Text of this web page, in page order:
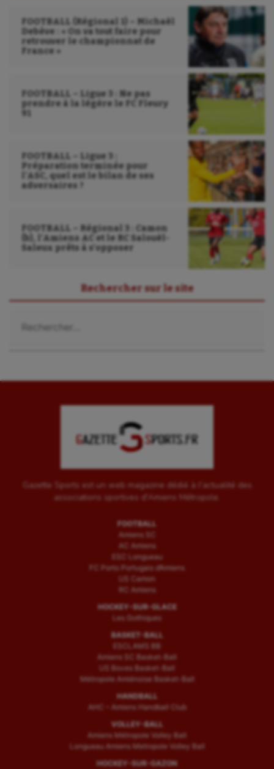
FOOTBALL (Régional 1) – Michaël
Debève : « On va tout faire pour
retrouver le championnat de
France »
FOOTBALL – Ligue 3 : Ne pas
prendre à la légère le FC Fleury
91
FOOTBALL – Ligue 3 :
Préparation terminée pour
l’ASC, quel est le bilan de ses
adversaires ?
FOOTBALL – Régional 3 : Camon
(b), l’Amiens AC et le RC Salouël-
Saleux prêts à s’opposer
Rechercher sur le site
Gazette Sports est un web magazine dédié à l'actualité des
associations sportives d'Amiens Métropole.
FOOTBALL
Amiens SC
AC Amiens
ESC Longueau
FC Porto Portugais d’Amiens
US Camon
RC Amiens
HOCKEY-SUR-GLACE
Les Gothiques
BASKET-BALL
ESCLAMS BB
Amiens SC Basket-Ball
US Boves Basket-Ball
Métropole Amiénoise Basket-Ball
HANDBALL
AHC – Amiens Handball Club
VOLLEY-BALL
Amiens Métropole Volley Ball
Longueau Amiens Metropole Volley Ball
HOCKEY-SUR-GAZON